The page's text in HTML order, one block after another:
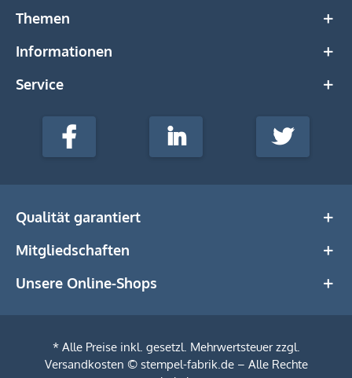
Themen
Informationen
Service
stempel-
Media
Facebook LinkedIn Twitter
Qualität garantiert
Mitgliedschaften
Unsere Online-Shops
* Alle Preise inkl. gesetzl. Mehrwertsteuer zzgl.
Versandkosten © stempel-fabrik.de – Alle Rechte